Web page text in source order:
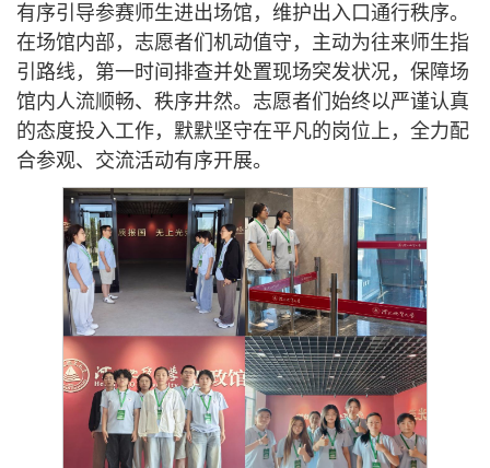
有序引导参赛师生进出场馆，维护出入口通行秩序。
在场馆内部，志愿者们机动值守，主动为往来师生指
引路线，第一时间排查并处置现场突发状况，保障场
馆内人流顺畅、秩序井然。志愿者们始终以严谨认真
的态度投入工作，默默坚守在平凡的岗位上，全力配
合参观、交流活动有序开展。